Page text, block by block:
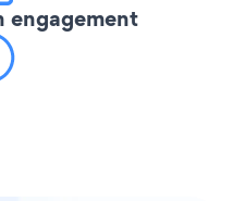
engagement